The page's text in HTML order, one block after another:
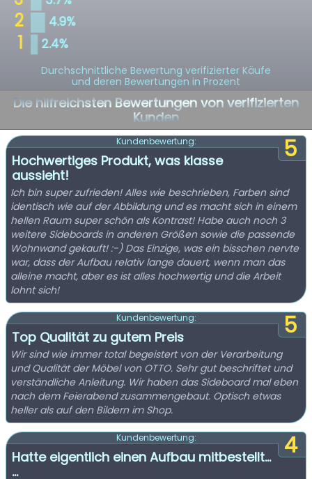
Durchschnittliche Bewertung verifizierter Käufe
und deren Bewertungen in Prozent
Die hilfreichsten Bewertungen von verifizierten
Kunden
5
Kundenbewertung:
Hochwertiges Produkt, was klasse
aussieht!
Ich bin super zufrieden! Alles wie beschrieben, Farben sind
identisch wie auf der Abbildung und es macht sich in einem
hellen Raum super schön als Kontrast! Habe auch noch 3
weitere Sideboards in anderen Größen sowie die passende
Wohnwand gekauft! :-) Das Einzige, was ein bisschen nervte
war, dass der Aufbau relativ lange dauert, wenn man das
alleine macht, aber es ist alles hochwertig und die Arbeit
lohnt sich!
5
Kundenbewertung:
Top Qualität zu gutem Preis
Wir sind wie immer total begeistert von der Verarbeitung
und Qualität der Möbel von OTTO. Sehr gut beschriftet und
verständliche Anleitung. Wir haben das Sideboard mal eben
nach dem Feierabend zusammengebaut. Optisch etwas
heller als auf den Bildern im Shop.
4
Kundenbewertung:
Hatte eigentlich einen Aufbau mitbestellt...
...